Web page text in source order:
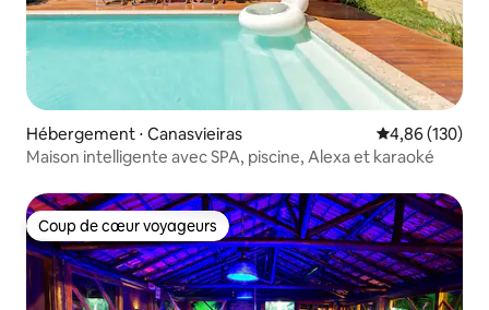
Hébergement ⋅ Canasvieiras Évaluation
4,86 (130)
Maison intelligente avec SPA, piscine, Alexa et karaoké
Coup de cœur voyageurs
Coup de cœur voyageurs